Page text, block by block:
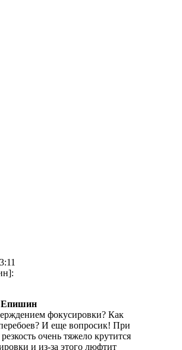
Епишин
фокусировки? Как
перебоев? И еще вопросик! При
очень тяжело крутится
и из-за этого люфтит